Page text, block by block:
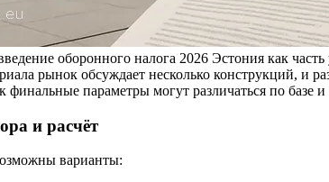
оборонного налога 2026 Эстония как
рынок обсуждает несколько конструкций, и
финальные параметры могут различаться по базе и
и расчёт
варианты: